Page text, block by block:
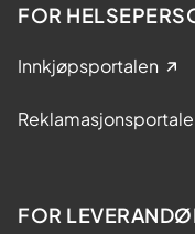
FOR
Innkjøpsportalen
FOR